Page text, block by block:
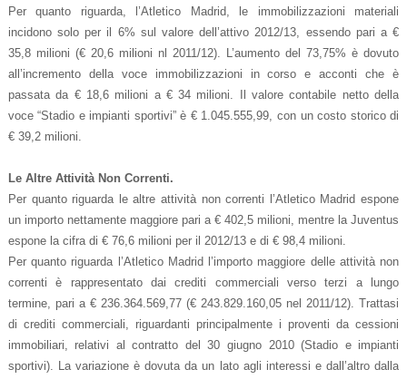
Per quanto riguarda, l’Atletico Madrid, le immobilizzazioni materiali
incidono solo per il 6% sul valore dell’attivo 2012/13, essendo pari a €
35,8 milioni (€ 20,6 milioni nl 2011/12). L’aumento del 73,75% è dovuto
all’incremento della voce immobilizzazioni in corso e acconti che è
passata da € 18,6 milioni a € 34 milioni.
Il valore contabile netto della
voce “Stadio e impianti sportivi” è € 1.045.555,99, con un costo storico di
€ 39,2 milioni.
Le Altre Attività Non Correnti.
Per quanto riguarda le altre attività non correnti l’Atletico Madrid espone
un importo nettamente maggiore pari a € 402,5 milioni, mentre la Juventus
espone la cifra di € 76,6 milioni per il 2012/13 e di € 98,4 milioni.
Per quanto riguarda l’Atletico Madrid l’importo maggiore delle attività non
correnti è rappresentato dai crediti commerciali verso terzi a lungo
termine, pari a € 236.364.569,77 (€ 243.829.160,05 nel 2011/12). Trattasi
di crediti commerciali, riguardanti principalmente i proventi da cessioni
immobiliari, relativi al contratto del 30 giugno 2010 (Stadio e impianti
sportivi). La variazione è dovuta da un lato agli interessi e dall’altro dalla